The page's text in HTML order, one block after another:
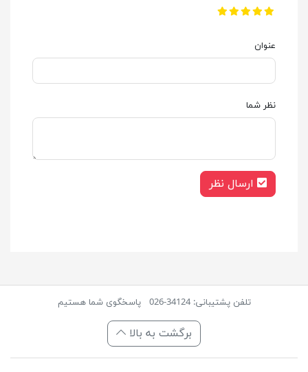
عنوان
نظر شما
ارسال نظر
تلفن پشتیبانی: 34124-026 پاسخگوی شما هستیم
برگشت به بالا